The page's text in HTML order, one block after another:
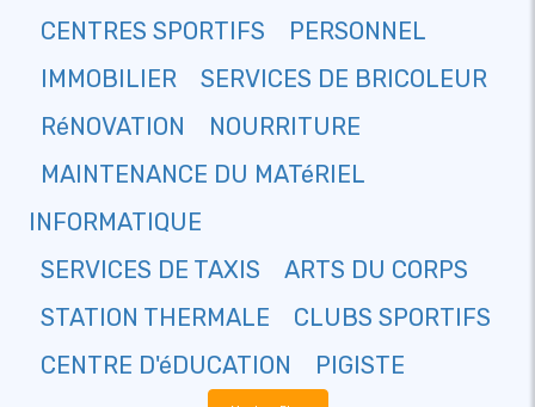
CENTRES SPORTIFS
PERSONNEL
IMMOBILIER
SERVICES DE BRICOLEUR
RéNOVATION
NOURRITURE
MAINTENANCE DU MATéRIEL
INFORMATIQUE
SERVICES DE TAXIS
ARTS DU CORPS
STATION THERMALE
CLUBS SPORTIFS
CENTRE D'éDUCATION
PIGISTE